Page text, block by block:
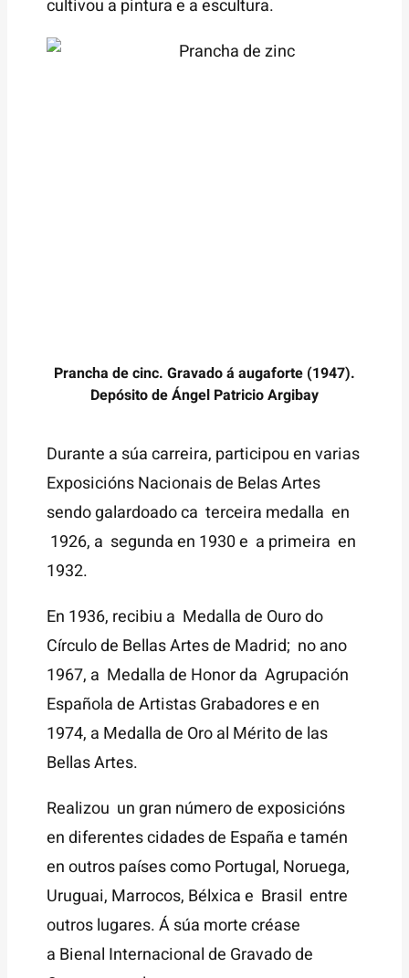
cultivou a pintura e a escultura.
Prancha de cinc. Gravado á augaforte (1947).
Depósito de Ángel Patricio Argibay
Durante a súa carreira, participou en varias
Exposicións Nacionais de Belas Artes
sendo galardoado ca terceira medalla en
1926, a segunda en 1930 e a primeira en
1932.
En 1936, recibiu a Medalla de Ouro do
Círculo de Bellas Artes de Madrid; no ano
1967, a Medalla de Honor da Agrupación
Española de Artistas Grabadores e en
1974, a Medalla de Oro al Mérito de las
Bellas Artes.
Realizou un gran número de exposicións
en diferentes cidades de España e tamén
en outros países como Portugal, Noruega,
Uruguai, Marrocos, Bélxica e Brasil entre
outros lugares. Á súa morte créase
a Bienal Internacional de Gravado de